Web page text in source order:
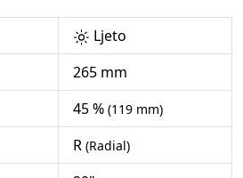
Ljeto
265 mm
45 % (119 mm)
R (Radial)